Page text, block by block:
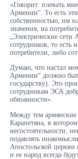
«Говорит: плевать
Армении“. То есть
собственностью, им
значения, на
„Электрические
сотрудников, то есть
потребители, либо
Думаю, что настал
Армении“ должно
государству). Это
сотрудникам ЭСА
обязанности».
Между тем
Карапетяна, в
несостоятельности,
подавлять
Апостольской
и ее народ всегда